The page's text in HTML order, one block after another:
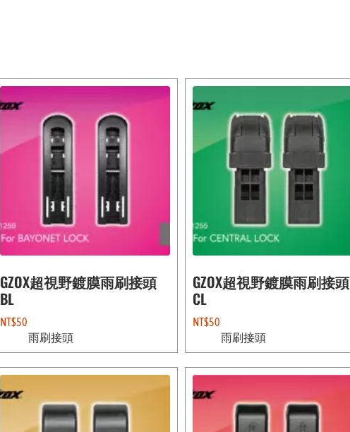
GZOX超視野鍍膜雨刷接頭
BL
NT$50
雨刷接頭
GZOX超視野鍍膜雨刷接頭
CL
NT$50
雨刷接頭